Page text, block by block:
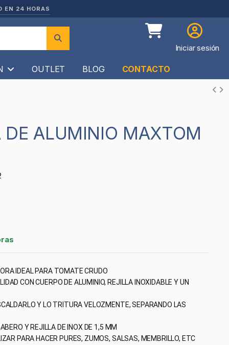
EN 24 HORAS
Iniciar sesión
OUTLET BLOG CONTACTO
IDEAL PARA TOMATE CRUDO
CON CUERPO DE ALUMINIO, REJILLA INOXIDABLE Y UN
Y LO TRITURA VELOZMENTE, SEPARANDO LAS
Y REJILLA DE INOX DE 1,5 MM
PARA HACER PURES, ZUMOS, SALSAS, MEMBRILLO, ETC